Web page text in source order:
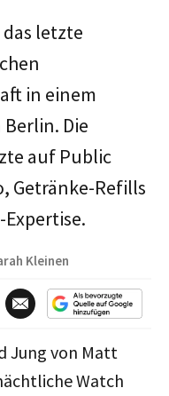
letzte
in einem
Berlin. Die
auf Public
Getränke-Refills
Kleinen
Jung von Matt
Watch